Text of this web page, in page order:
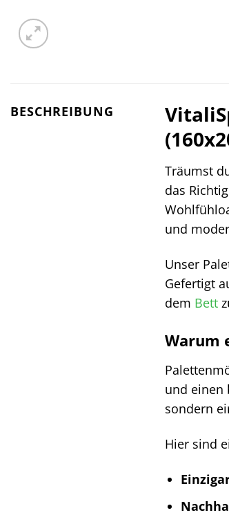
BESCHREIBUNG
Träumst
das
und
Unser
Gefertigt
dem Bett
Warum
und einen
sondern
Hier sind